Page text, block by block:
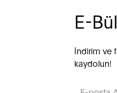
E-
İndirim ve
kaydolun!